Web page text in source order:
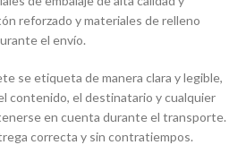
reforzado y materiales de relleno
el envío.
se etiqueta de manera clara y legible,
contenido, el destinatario y cualquier
en cuenta durante el transporte.
correcta y sin contratiempos.